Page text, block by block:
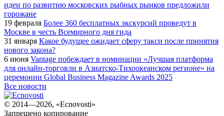
идеи по развитию московских рыбных рынков предложили
горожане
19 февраля Более 360 бесплатных экскурсий проведут в
Москве в честь Всемирного дня гида
31 января Какое будущее ожидает сферу такси после принятия
нового закона?
6 июня Vantage побеждает в номинации «Лучшая платформа
для онлайн-торговли в Азиатско-Тихоокеанском регионе» на
церемонии Global Business Magazine Awards 2025
Все новости
© 2014—2026, «Ecnovosti»
Запрещено копирование